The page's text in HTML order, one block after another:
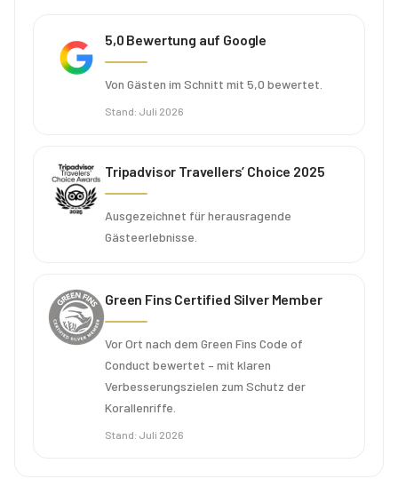
5,0 Bewertung auf Google
Von Gästen im Schnitt mit 5,0 bewertet.
Stand: Juli 2026
Tripadvisor Travellers’ Choice 2025
Ausgezeichnet für herausragende
Gästeerlebnisse.
Green Fins Certified Silver Member
Vor Ort nach dem Green Fins Code of
Conduct bewertet – mit klaren
Verbesserungszielen zum Schutz der
Korallenriffe.
Stand: Juli 2026